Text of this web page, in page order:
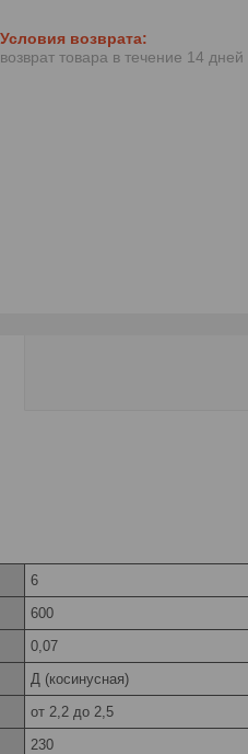
возврат товара в течение 14 дней
6
600
0,07
Д (косинусная)
от 2,2 до 2,5
230